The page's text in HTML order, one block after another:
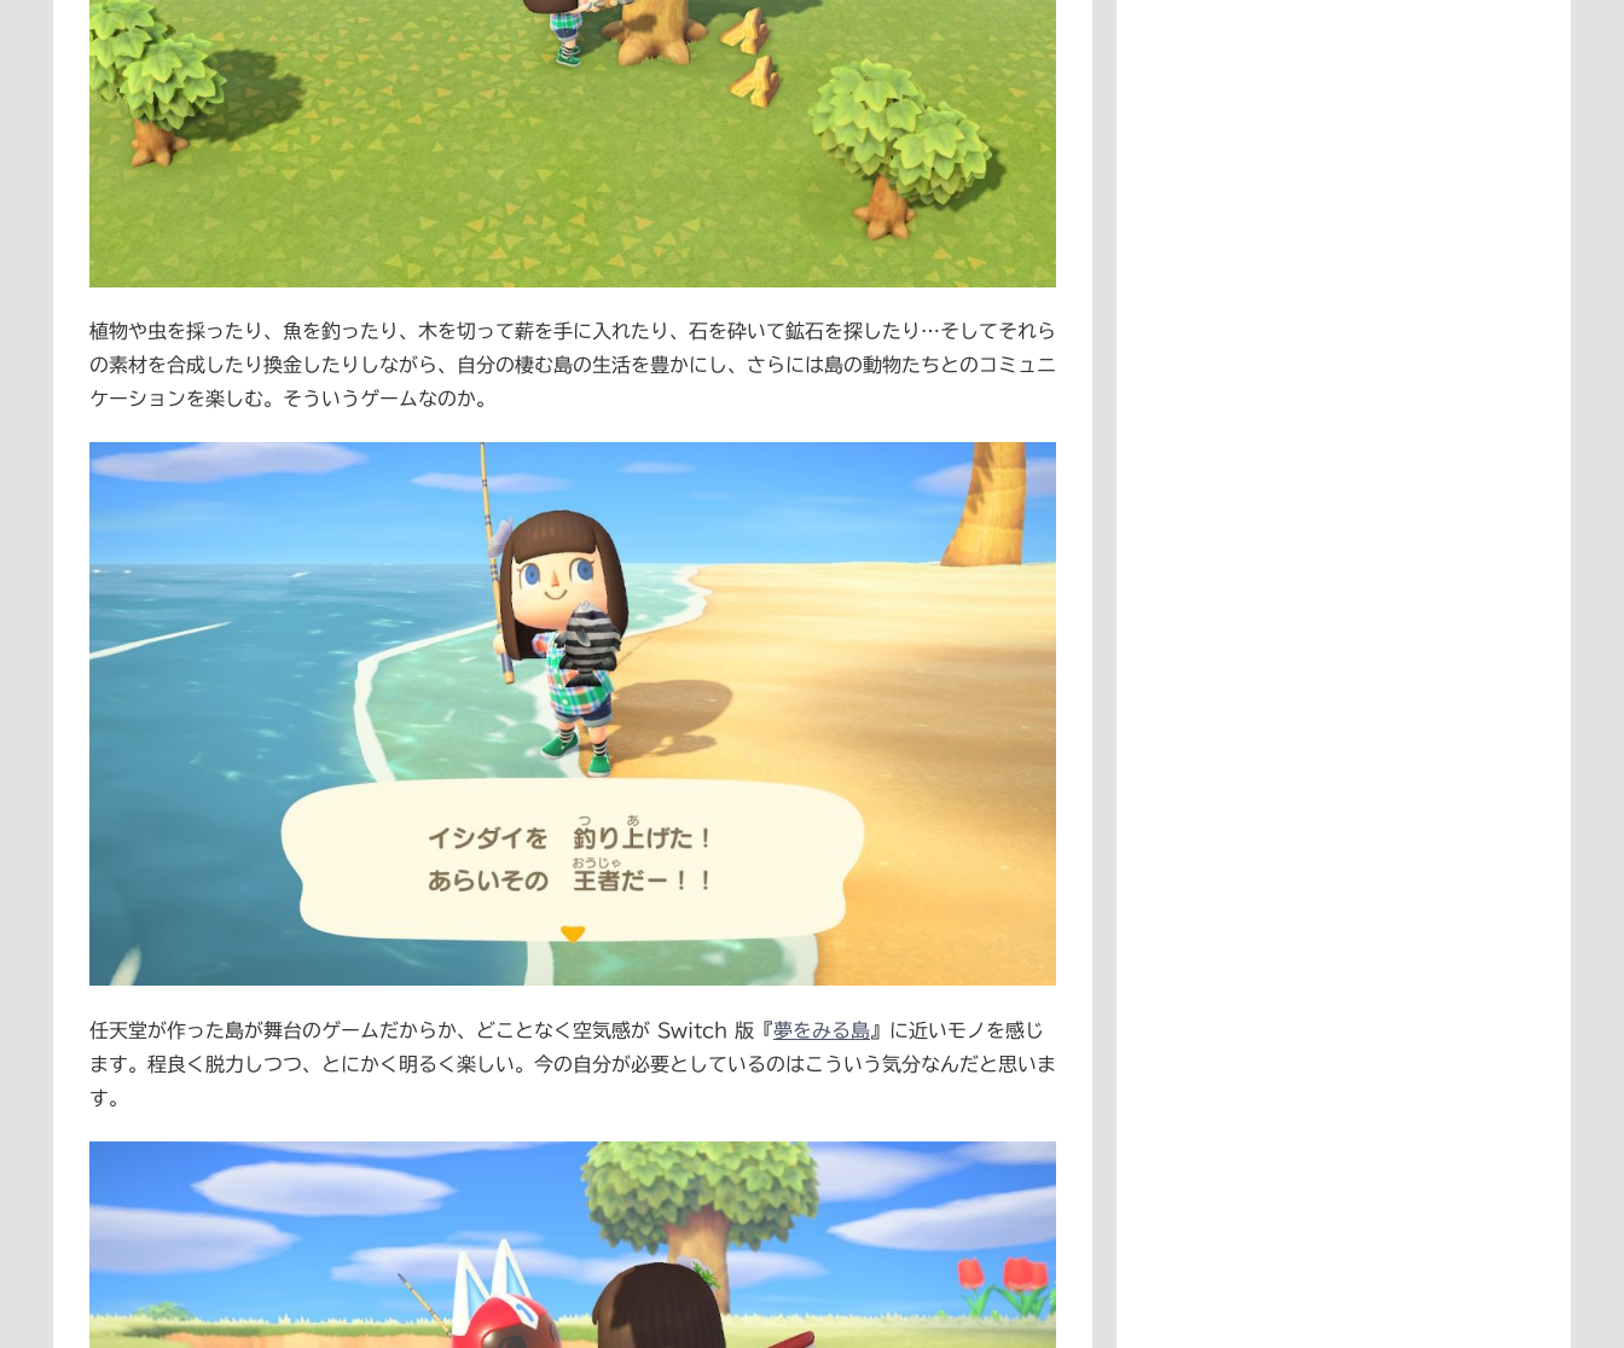
植物や虫を採ったり、魚を釣ったり、木を切って薪を手に入れたり、石を砕いて鉱石を探したり…そしてそれら
の素材を合成したり換金したりしながら、自分の棲む島の生活を豊かにし、さらには島の動物たちとのコミュニ
ケーションを楽しむ。そういうゲームなのか。
任天堂が作った島が舞台のゲームだからか、どことなく空気感が Switch 版『夢をみる島 』に近いモノを感じ
ます。程良く脱力しつつ、とにかく明るく楽しい。今の自分が必要としているのはこういう気分なんだと思いま
す。